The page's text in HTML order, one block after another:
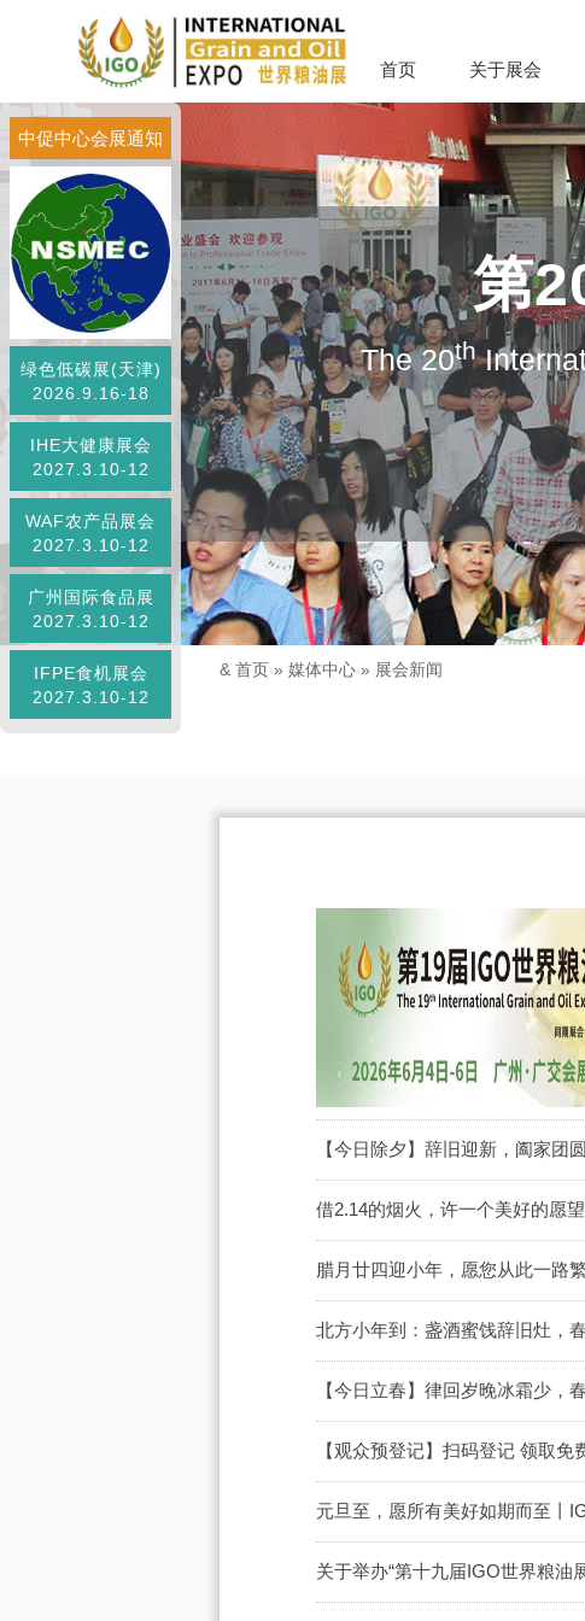
首页 关于展会
第
The 20th
中促中心会展通知
绿色低碳展(天津)
2026.9.16-18
IHE大健康展会
2027.3.10-12
WAF农产品展会
2027.3.10-12
广州国际食品展
2027.3.10-12
IFPE食机展会
2027.3.10-12
& 首页 » 媒体中心 » 展会新闻
【今日除夕】辞旧迎新，阖家团
借2.14的烟火，许一个美好的愿
腊月廿四迎小年，愿您从此一路
北方小年到：盏酒蜜饯辞旧灶，
【今日立春】律回岁晚冰霜少，
【观众预登记】扫码登记 领取
元旦至，愿所有美好如期而至丨
关于举办“第十九届IGO世界粮油